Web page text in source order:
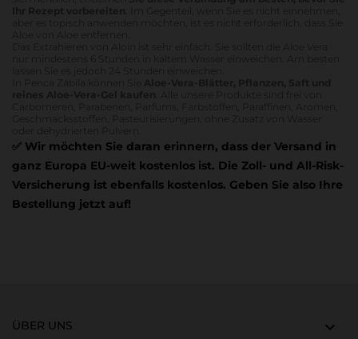
✅ Wir möchten Sie daran erinnern, dass der Versand in
ganz Europa EU-weit kostenlos ist. Die Zoll- und All-Risk-
Versicherung ist ebenfalls kostenlos. Geben Sie also Ihre
Bestellung jetzt auf!
ÜBER UNS 